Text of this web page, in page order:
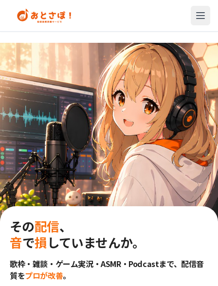
Loading...
メニ
その配信、
音で損していませんか。
歌枠・雑談・ゲーム実況・ASMR・Podcastまで、配信音
質をプロが改善。